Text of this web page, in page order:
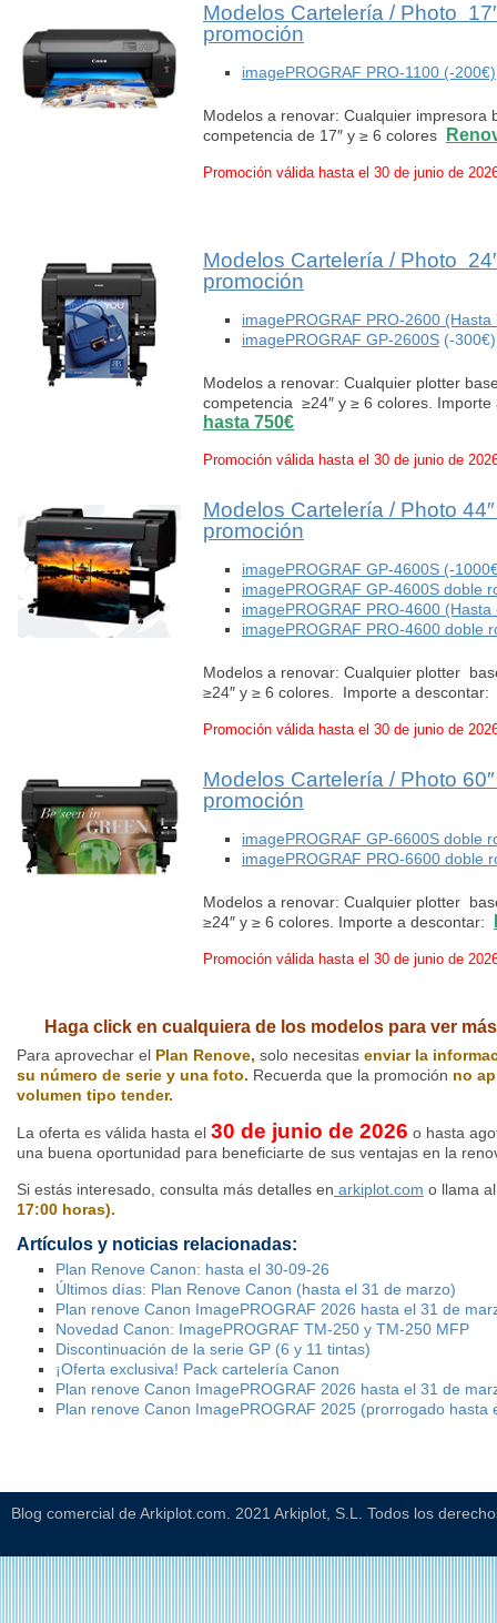
Modelos Cartelería / Photo
promoción
imagePROGRAF PRO-1100 (-200€)
Modelos a renovar: Cualquier impresora
competencia de 17″ y ≥ 6 colores
Promoción válida hasta el 30 de junio de
Modelos Cartelería / Photo
promoción
imagePROGRAF PRO-2600 (Hasta
imagePROGRAF GP-2600S (-300€)
Modelos a renovar: Cualquier plotter
competencia ≥24″ y ≥ 6 colores.
hasta 750€
Promoción válida hasta el 30 de junio de
Modelos Cartelería / Photo
promoción
imagePROGRAF GP-4600S (-
imagePROGRAF GP-4600S doble
imagePROGRAF PRO-4600 (Hasta
imagePROGRAF PRO-4600 doble
Modelos a renovar: Cualquier plotter
≥24″ y ≥ 6 colores. Importe a descontar:
Promoción válida hasta el 30 de junio de
Modelos Cartelería / Photo
promoción
imagePROGRAF GP-6600S doble
imagePROGRAF PRO-6600 doble
Modelos a renovar: Cualquier plotter
≥24″ y ≥ 6 colores. Importe a descontar:
Promoción válida hasta el 30 de junio de
Haga click en cualquiera de los modelos para ver
Para aprovechar el Plan Renove, solo necesitas enviar la
su número de serie y una foto. Recuerda que la promoción no
volumen tipo tender.
La oferta es válida hasta el 30 de junio de 2026 o hasta
una buena oportunidad para beneficiarte de sus ventajas en la
Si estás interesado, consulta más detalles en arkiplot.com o llama al
17:00 horas).
Artículos y noticias relacionadas:
Plan Renove Canon: hasta el 30-09-26
Últimos días: Plan Renove Canon (hasta el 31 de marzo)
Plan renove Canon ImagePROGRAF 2026 hasta el 31 de
Novedad Canon: ImagePROGRAF TM-250 y TM-250 MFP
Discontinuación de la serie GP (6 y 11 tintas)
¡Oferta exclusiva! Pack cartelería Canon
Plan renove Canon ImagePROGRAF 2026 hasta el 31 de
Plan renove Canon ImagePROGRAF 2025 (prorrogado hasta
Blog comercial de Arkiplot.com. 2021 Arkiplot, S.L. Todos los